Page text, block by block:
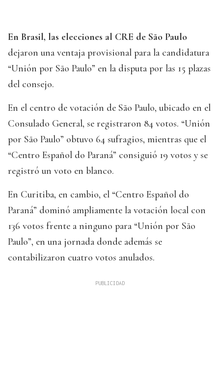
En Brasil, las elecciones al CRE de São Paulo
dejaron una ventaja provisional para la candidatura
“Unión por São Paulo” en la disputa por las 15 plazas
del consejo.
En el centro de votación de São Paulo, ubicado en el
Consulado General, se registraron 84 votos. “Unión
por São Paulo” obtuvo 64 sufragios, mientras que el
“Centro Español do Paraná” consiguió 19 votos y se
registró un voto en blanco.
En Curitiba, en cambio, el “Centro Español do
Paraná” dominó ampliamente la votación local con
136 votos frente a ninguno para “Unión por São
Paulo”, en una jornada donde además se
contabilizaron cuatro votos anulados.